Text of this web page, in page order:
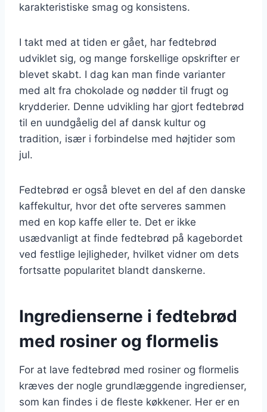
karakteristiske smag og konsistens.
I takt med at tiden er gået, har fedtebrød
udviklet sig, og mange forskellige opskrifter er
blevet skabt. I dag kan man finde varianter
med alt fra chokolade og nødder til frugt og
krydderier. Denne udvikling har gjort fedtebrød
til en uundgåelig del af dansk kultur og
tradition, især i forbindelse med højtider som
jul.
Fedtebrød er også blevet en del af den danske
kaffekultur, hvor det ofte serveres sammen
med en kop kaffe eller te. Det er ikke
usædvanligt at finde fedtebrød på kagebordet
ved festlige lejligheder, hvilket vidner om dets
fortsatte popularitet blandt danskerne.
Ingredienserne i fedtebrød
med rosiner og flormelis
For at lave fedtebrød med rosiner og flormelis
kræves der nogle grundlæggende ingredienser,
som kan findes i de fleste køkkener. Her er en